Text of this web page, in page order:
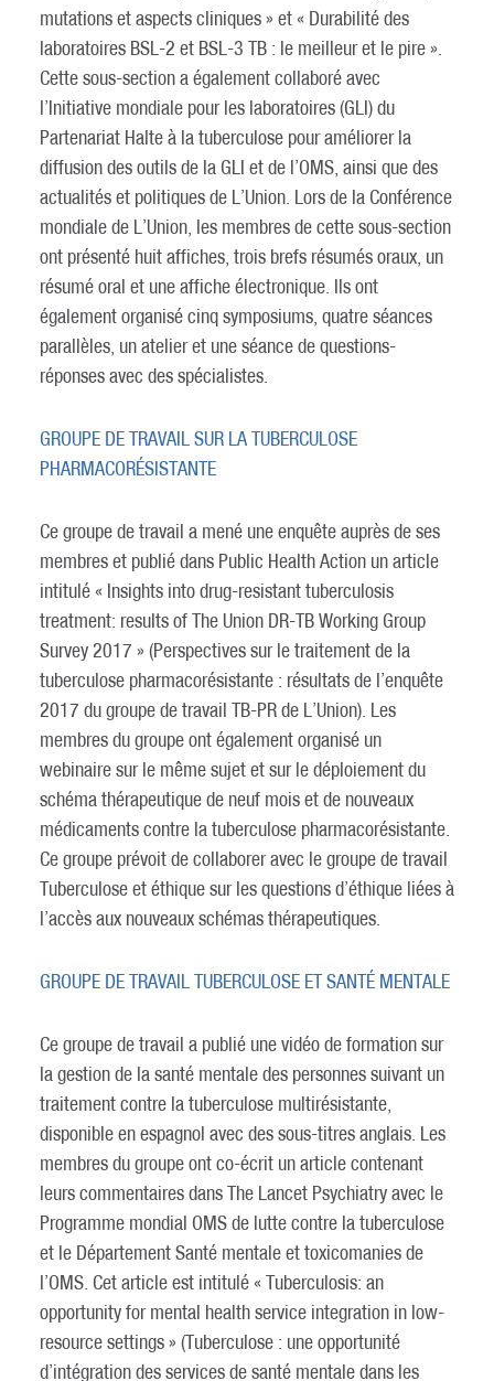
mutations et aspects cliniques » et « Durabilité des
laboratoires BSL-2 et BSL-3 TB : le meilleur et le pire ».
Cette sous-section a également collaboré avec
l’Initiative mondiale pour les laboratoires (GLI) du
Partenariat Halte à la tuberculose pour améliorer la
diffusion des outils de la GLI et de l’OMS, ainsi que des
actualités et politiques de L’Union. Lors de la Conférence
mondiale de L’Union, les membres de cette sous-section
ont présenté huit affiches, trois brefs résumés oraux, un
résumé oral et une affiche électronique. Ils ont
également organisé cinq symposiums, quatre séances
parallèles, un atelier et une séance de questions-
réponses avec des spécialistes.
GROUPE DE TRAVAIL SUR LA TUBERCULOSE
PHARMACORÉSISTANTE
Ce groupe de travail a mené une enquête auprès de ses
membres et publié dans Public Health Action un article
intitulé « Insights into drug-resistant tuberculosis
treatment: results of The Union DR-TB Working Group
Survey 2017 » (Perspectives sur le traitement de la
tuberculose pharmacorésistante : résultats de l’enquête
2017 du groupe de travail TB-PR de L’Union). Les
membres du groupe ont également organisé un
webinaire sur le même sujet et sur le déploiement du
schéma thérapeutique de neuf mois et de nouveaux
médicaments contre la tuberculose pharmacorésistante.
Ce groupe prévoit de collaborer avec le groupe de travail
Tuberculose et éthique sur les questions d’éthique liées à
l’accès aux nouveaux schémas thérapeutiques.
GROUPE DE TRAVAIL TUBERCULOSE ET SANTÉ MENTALE
Ce groupe de travail a publié une vidéo de formation sur
la gestion de la santé mentale des personnes suivant un
traitement contre la tuberculose multirésistante,
disponible en espagnol avec des sous-titres anglais. Les
membres du groupe ont co-écrit un article contenant
leurs commentaires dans The Lancet Psychiatry avec le
Programme mondial OMS de lutte contre la tuberculose
et le Département Santé mentale et toxicomanies de
l’OMS. Cet article est intitulé « Tuberculosis: an
opportunity for mental health service integration in low-
resource settings » (Tuberculose : une opportunité
d’intégration des services de santé mentale dans les